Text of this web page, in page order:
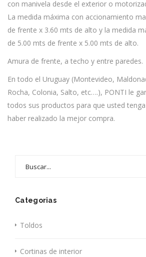
con manivela desde el exterior o
La medida máxima con accionamiento
de frente x 3.60 mts de alto y la medida
de 5.00 mts de frente x 5.00 mts de alto.
Amura de frente, a techo y entre paredes.
En todo el Uruguay (Montevideo,
Rocha, Colonia, Salto, etc….), PONTI le
todos sus productos para que usted
haber realizado la mejor compra.
Categorias
Toldos
Cortinas de interior